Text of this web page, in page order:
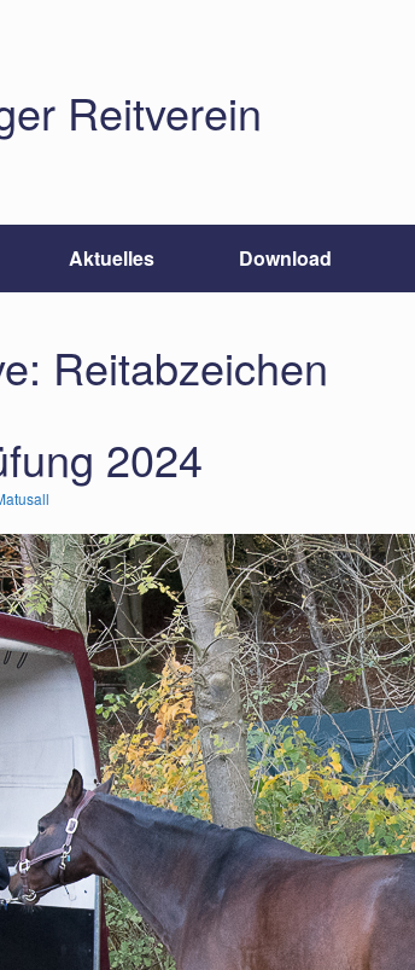
Reitverein
Aktuelles Download
Reitabzeichen
2024